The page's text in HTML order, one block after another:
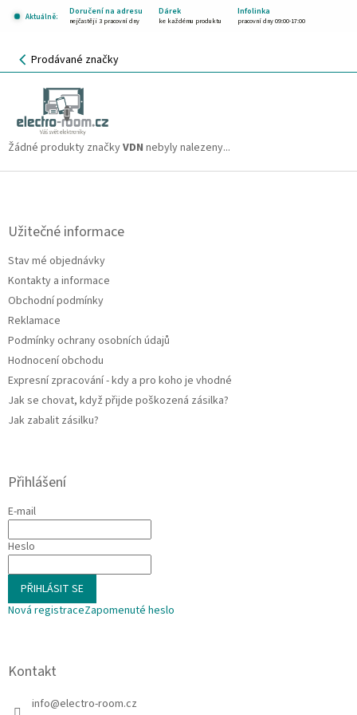
Aktuálně:
Doručení na adresu Dárek Infolinka
nejčastěji 3 pracovní dny ke každému produktu pracovní dny 09:00-17:00
NÁKUPNÍ
KOŠÍK
Prodávané značky
VDN
Žádné produkty značkyVDN nebyly nalezeny...
Z
Užitečné informace
Stav mé objednávky
Kontakty a informace
Obchodní podmínky
Reklamace
Podmínky ochrany osobních údajů
Hodnocení obchodu
Expresní zpracování - kdy a pro koho je vhodné
Jak se chovat, když přijde poškozená zásilka?
Jak zabalit zásilku?
Přihlášení
E-mail
Heslo
PŘIHLÁSIT SE
Nová registraceZapomenuté heslo
Kontakt
info@electro-room.cz